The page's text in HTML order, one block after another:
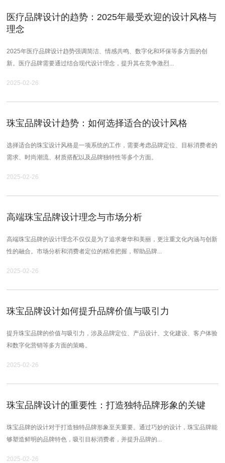
医疗品牌设计的趋势：2025年最受欢迎的设计风格与
理念
2025年医疗品牌设计趋势强调简洁、情感共鸣、数字化和环保等多方面的创
新。医疗品牌需要通过结合现代设计理念，提升其在竞争激烈...
2025-02-26
珠宝品牌设计趋势：如何选择适合的设计风格
选择适合的珠宝设计风格是一项系统的工作，需要考虑品牌定位、目标消费者的
需求、时尚潮流、材质搭配以及品牌独特性等多个方面。
2025-02-26
高端珠宝品牌设计理念与市场分析
高端珠宝品牌的设计理念不仅仅是为了追求奢华和美丽，更注重文化内涵与创新
性的融合。市场分析和消费者定位的精准把握，帮助品牌...
2025-02-26
珠宝品牌设计如何提升品牌价值与吸引力
提升珠宝品牌的价值与吸引力，涉及品牌定位、产品设计、文化建设、客户体验
和数字化营销等多方面的策略。
2025-02-26
珠宝品牌设计的重要性：打造独特品牌形象的关键
珠宝品牌的设计对于打造独特品牌形象至关重要。通过巧妙的设计，珠宝品牌能
够塑造鲜明的品牌特色，吸引目标消费者，并提升品牌的...
2025-02-26